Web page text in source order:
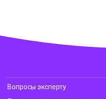
Вопросы эксперту